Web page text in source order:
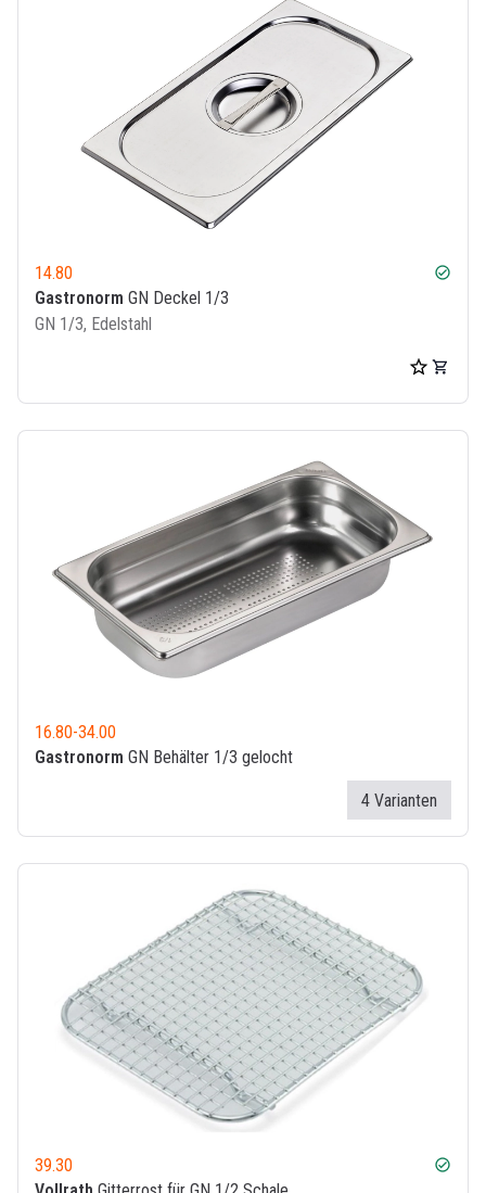
14.80 check_circle
Gastronorm GN Deckel 1/3
GN 1/3, Edelstahl
16.80-34.00
Gastronorm GN Behälter 1/3 gelocht
4 Varianten
39.30 check_circle